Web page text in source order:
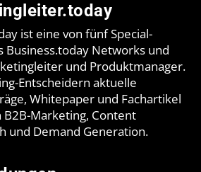
ist eine von fünf Special-
Business.today Networks und
und Produktmanager.
Entscheidern aktuelle
Whitepaper und Fachartikel
Marketing, Content
und Demand Generation.